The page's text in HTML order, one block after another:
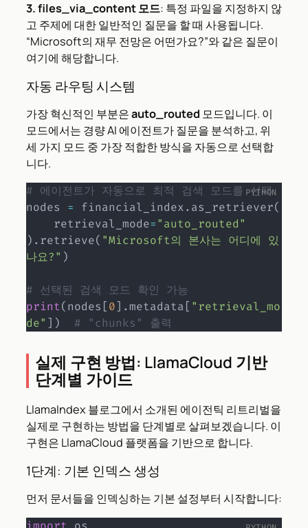
3. files_via_content 모드: 특정 파일을 지정하지 않
고 주제에 대한 일반적인 질문을 할 때 사용됩니다.
“Microsoft의 재무 전망은 어떤가요?”와 같은 질문이
여기에 해당합니다.
자동 라우팅 시스템
가장 혁신적인 부분은auto_routed 모드입니다. 이
모드에서는 경량 AI 에이전트가 질문을 분석하고, 위
세 가지 모드 중 가장 적합한 방식을 자동으로 선택합
니다.
# 에이전트가 자동으로 최적 검색 모드를 선택
nodes = financial_index. as_retriever(
    retrieval_mode
="auto_routed"
) . retrieve( "Microsoft의 본사는 어디에 있
나요?" )
# 선택된 검색 모드 확인 가능
print(nodes [0] .metadata [ "retrieval_mo
de" ] ) # "chunks" 출력
실제 구현 방법: LlamaCloud 기반
단계별 가이드
LlamaIndex 블로그에서 소개된 에이전틱 리트리벌을
실제로 구현하는 방법을 단계별로 살펴보겠습니다. 이
구현은 LlamaCloud 플랫폼을 기반으로 합니다.
1단계: 기본 인덱스 생성
먼저 문서들을 인덱싱하는 기본 설정부터 시작합니다: